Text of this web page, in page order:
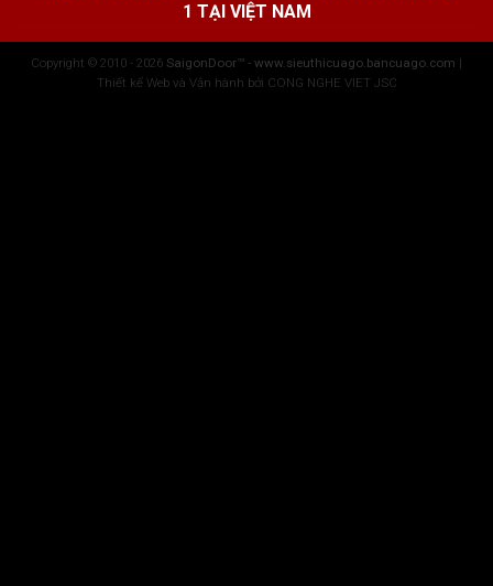
1 TẠI VIỆT NAM
Copyright © 2010 - 2026 SaigonDoor™ - www.sieuthicuago.bancuago.com |
Thiết kế Web và Vận hành bởi CONG NGHE VIET JSC